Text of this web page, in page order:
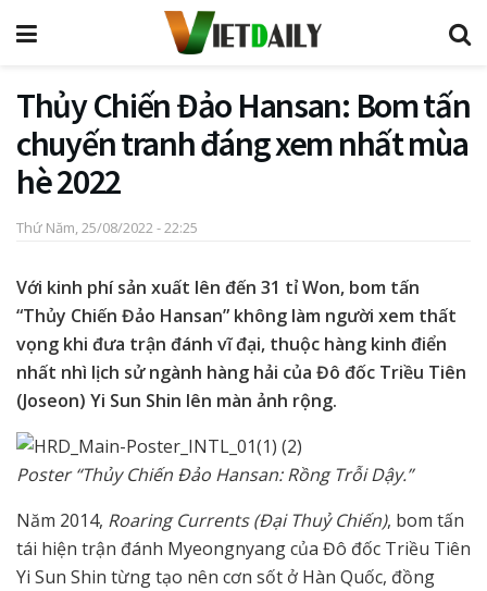
Thủy Chiến Đảo Hansan: Bom tấn
chuyến tranh đáng xem nhất mùa
hè 2022
Thứ Năm, 25/08/2022 - 22:25
Với kinh phí sản xuất lên đến 31 tỉ Won, bom tấn
“Thủy Chiến Đảo Hansan” không làm người xem thất
vọng khi đưa trận đánh vĩ đại, thuộc hàng kinh điển
nhất nhì lịch sử ngành hàng hải của Đô đốc Triều Tiên
(Joseon) Yi Sun Shin lên màn ảnh rộng.
Poster “Thủy Chiến Đảo Hansan: Rồng Trỗi Dậy.”
Năm 2014, Roaring Currents (Đại Thuỷ Chiến), bom tấn
tái hiện trận đánh Myeongnyang của Đô đốc Triều Tiên
Yi Sun Shin từng tạo nên cơn sốt ở Hàn Quốc, đồng